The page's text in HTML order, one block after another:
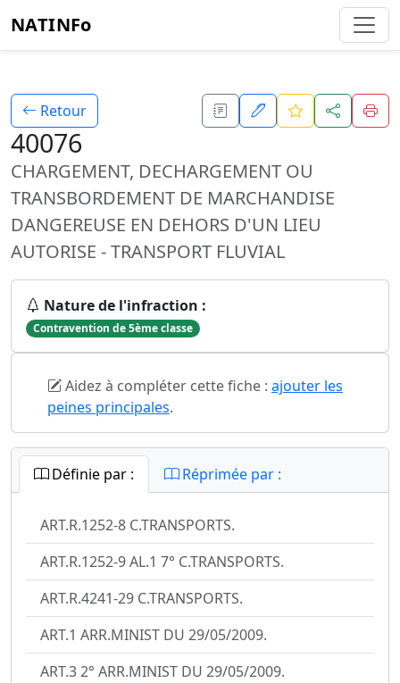
NATINFo
Retour
40076
CHARGEMENT, DECHARGEMENT OU
TRANSBORDEMENT DE MARCHANDISE
DANGEREUSE EN DEHORS D'UN LIEU
AUTORISE - TRANSPORT FLUVIAL
Nature de l'infraction :
Contravention de 5ème classe
Aidez à compléter cette fiche : ajouter les
peines principales.
Définie par : Réprimée par :
ART.R.1252-8 C.TRANSPORTS.
ART.R.1252-9 AL.1 7° C.TRANSPORTS.
ART.R.4241-29 C.TRANSPORTS.
ART.1 ARR.MINIST DU 29/05/2009.
ART.3 2° ARR.MINIST DU 29/05/2009.